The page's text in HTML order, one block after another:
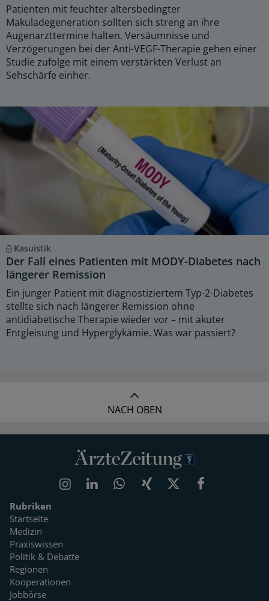
Patienten mit feuchter altersbedingter
Makuladegeneration sollten sich streng an ihre
Augenarzttermine halten. Versäumnisse und
Verzögerungen bei der Anti-VEGF-Therapie gehen einer
Studie zufolge mit einem verstärkten Verlust an
Sehschärfe einher.
Kasuistik
Der Fall eines Patienten mit MODY-Diabetes nach
längerer Remission
Ein junger Patient mit diagnostiziertem Typ-2-Diabetes
stellte sich nach längerer Remission ohne
antidiabetische Therapie wieder vor – mit akuter
Entgleisung und Hyperglykämie. Was war passiert?
NACH OBEN
Rubriken
Startseite
Medizin
Praxiswissen
Politik & Debatte
Regionen
Kooperationen
Jobbörse